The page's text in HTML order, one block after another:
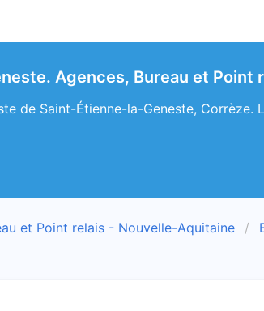
Agences, Bureau et Point
de Saint-Étienne-la-Geneste,
et Point relais - Nouvelle-Aquitaine